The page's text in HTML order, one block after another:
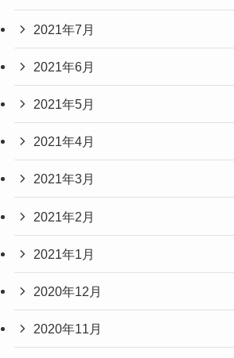
2021年7月
2021年6月
2021年5月
2021年4月
2021年3月
2021年2月
2021年1月
2020年12月
2020年11月